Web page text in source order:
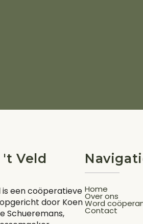
Veld
is een coöperatieve
door Koen
Schueremans,
Home
Over ons
Word
Contact